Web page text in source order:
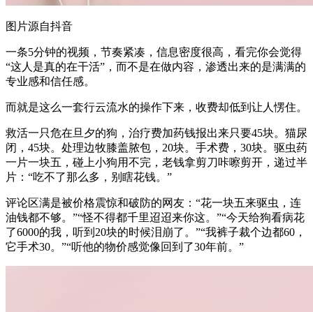
图片源自抖音
一条5分钟的视频，节奏紧凑，信息密度很高，看完你会觉得
“这人是真的在干活”，而不是在做内容，渗透出来的是满满的
专业感和信任感。
而就是这么一套行云流水的操作下来，收费却低到让人愣住。
救活一只危在旦夕的狗，治疗费加药钱报出来只要45块。猫尿
闭，45块。处理边牧膝盖脓包，20块。手术费，30块。驱虫药
一片一块五，碰上小狗用不完，老钱拿剪刀咔嚓剪开，递过半
片：“吃不了那么多，别瞎花钱。”
评论区满是被价格震惊和破防的网友：“花一块五来驱虫，连
油钱都不够。”“怪不得都千里迢迢来你这。”“今天给狗看病花
了6000的我，听到20块的时候泪崩了。”“我裤子裁个边都60，
它手术30。”“听他的物价感觉像回到了30年前。”